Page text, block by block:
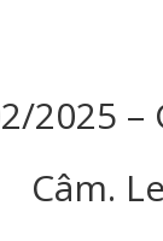
2025
Câm.